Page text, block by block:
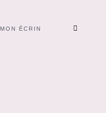
MON ÉCRIN